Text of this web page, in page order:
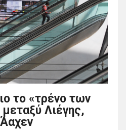
το «τρένο των
Λιέγης,